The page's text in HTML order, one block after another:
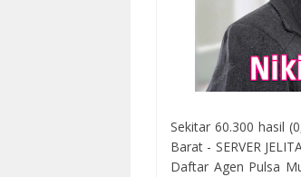
Sekitar 60.300 hasil
Barat - SERVER
Daftar Agen Pulsa